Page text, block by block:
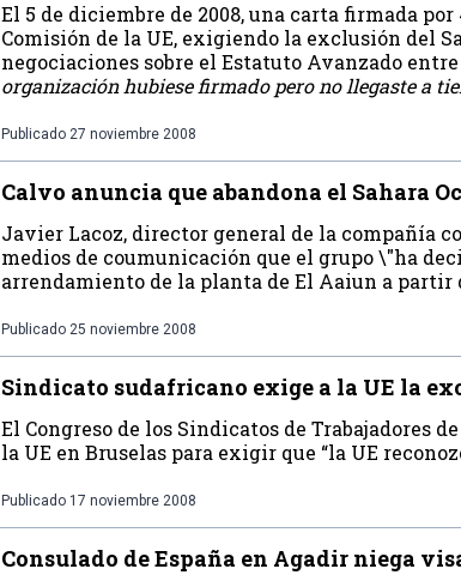
El 5 de diciembre de 2008, una carta firmada
Comisión de la UE, exigiendo la exclusión del
negociaciones sobre el Estatuto Avanzado
organización hubiese firmado pero no llegaste a
Publicado 27 noviembre 2008
Calvo anuncia que abandona el Sahara
Javier Lacoz, director general de la compañía
medios de coumunicación que el grupo \"ha
arrendamiento de la planta de El Aaiun a partir
Publicado 25 noviembre 2008
Sindicato sudafricano exige a la UE la
El Congreso de los Sindicatos de Trabajadores
la UE en Bruselas para exigir que “la UE
Publicado 17 noviembre 2008
Consulado de España en Agadir niega